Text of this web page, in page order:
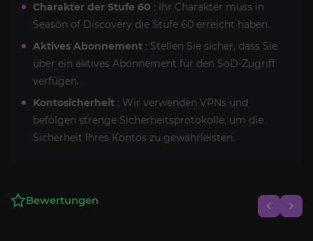
Charakter der Stufe 60 : Ihr Charakter muss in
Season of Discovery die Stufe 60 erreicht haben.
Aktives Abonnement : Stellen Sie sicher, dass Sie
über ein aktives Abonnement für den SoD-Zugriff
verfügen.
Kontosicherheit : Wir verwenden VPNs und
befolgen strenge Sicherheitsprotokolle, um die
Sicherheit Ihres Kontos zu gewährleisten.
Bewertungen